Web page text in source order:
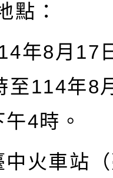
點：
年8月 17
至114年8
午4時。
中火車站